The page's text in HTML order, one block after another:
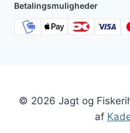
Betalingsmuligheder
© 2026 Jagt og
af